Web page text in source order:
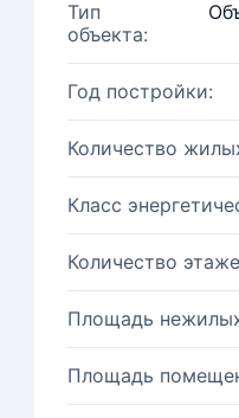
Тип
объекта:
Год постройки:
Количество
Класс
Количество
Площадь
Площадь